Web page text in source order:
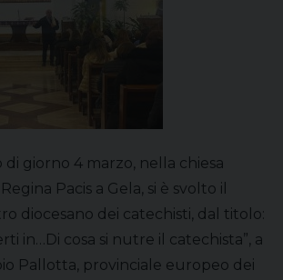
giorno 4 marzo, nella chiesa
Pacis a Gela, si è svolto il
diocesano dei catechisti, dal titolo:
in…Di cosa si nutre il catechista”, a
Pallotta, provinciale europeo dei